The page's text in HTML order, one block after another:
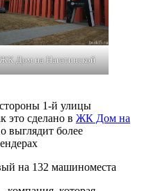
ЖК Дом на Нагатинской
1-й улицы
это сделано в ЖК Дом на
выглядит более
на 132 машиноместа